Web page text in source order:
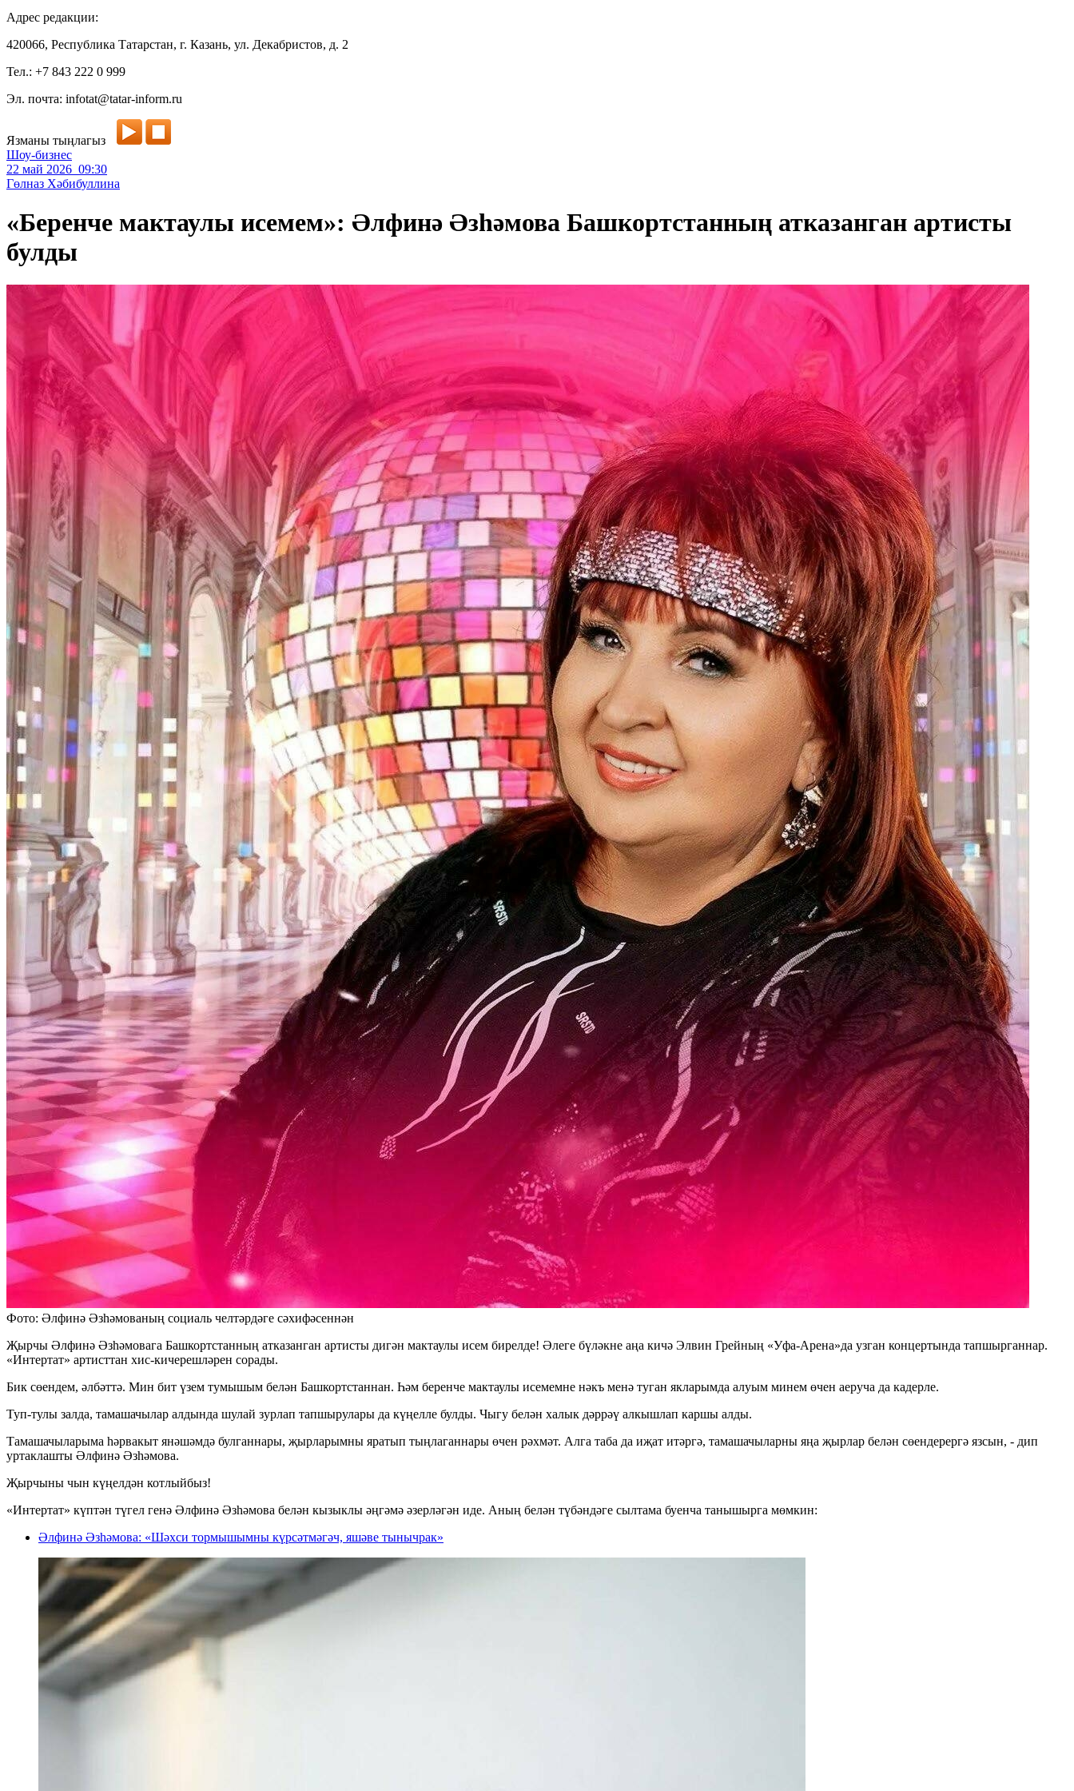
Адрес редакции:
420066, Республика Татарстан, г. Казань, ул. Декабристов, д. 2
Тел.: +7 843 222 0 999
Эл. почта: infotat@tatar-inform.ru
Язманы тыңлагыз
Шоу-бизнес
22 май 2026 09:30
Гөлназ Хәбибуллина
«Беренче мактаулы исемем»: Әлфинә Әзһәмова Башкортстанның атказанган артисты
булды
Фото: Әлфинә Әзһәмованың социаль челтәрдәге сәхифәсеннән
Җырчы Әлфинә Әзһәмовага Башкортстанның атказанган артисты дигән мактаулы исем бирелде! Әлеге бүләкне аңа кичә Элвин Грейның «Уфа-Арена»да узган концертында тапшырганнар.
«Интертат» артисттан хис-кичерешләрен сорады.
Бик сөендем, әлбәттә. Мин бит үзем тумышым белән Башкортстаннан. Һәм беренче мактаулы исемемне нәкъ менә туган якларымда алуым минем өчен аеруча да кадерле.
Туп-тулы залда, тамашачылар алдында шулай зурлап тапшырулары да күңелле булды. Чыгу белән халык дәррәү алкышлап каршы алды.
Тамашачыларыма һәрвакыт янәшәмдә булганнары, җырларымны яратып тыңлаганнары өчен рәхмәт. Алга таба да иҗат итәргә, тамашачыларны яңа җырлар белән сөендерергә язсын, - дип
уртаклашты Әлфинә Әзһәмова.
Җырчыны чын күңелдән котлыйбыз!
«Интертат» күптән түгел генә Әлфинә Әзһәмова белән кызыклы әңгәмә әзерләгән иде. Аның белән түбәндәге сылтама буенча танышырга мөмкин:
Әлфинә Әзһәмова: «Шәхси тормышымны күрсәтмәгәч, яшәве тынычрак»